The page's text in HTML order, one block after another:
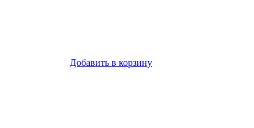
Добавить в корзину